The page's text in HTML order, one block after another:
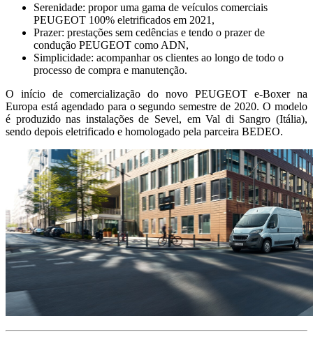
Serenidade: propor uma gama de veículos comerciais
PEUGEOT 100% eletrificados em 2021,
Prazer: prestações sem cedências e tendo o prazer de
condução PEUGEOT como ADN,
Simplicidade: acompanhar os clientes ao longo de todo o
processo de compra e manutenção.
O início de comercialização do novo PEUGEOT e-Boxer na
Europa está agendado para o segundo semestre de 2020. O modelo
é produzido nas instalações de Sevel, em Val di Sangro (Itália),
sendo depois eletrificado e homologado pela parceira BEDEO.